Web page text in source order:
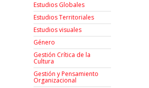
Estudios Globales
Estudios Territoriales
Estudios visuales
Género
Gestión Crítica de la
Cultura
Gestión y Pensamiento
Organizacional